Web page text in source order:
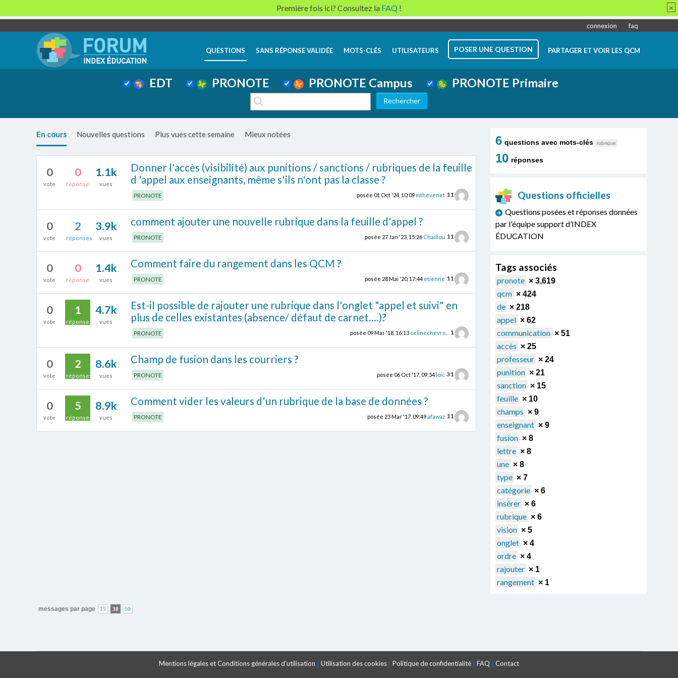
connexion faq
QUESTIONS SANS RÉPONSE VALIDÉE MOTS-CLÉS UTILISATEURS POSER UNE QUESTION PARTAGER ET VOIR LES QCM
EDT PRONOTE PRONOTE Campus PRONOTE Primaire
En cours Nouvelles questions Plus vues cette semaine Mieux notées
0
vote
0
réponse
1.1k
vues
Donner l'accès (visibilité) aux punitions / sanctions / rubriques de la feuille
d 'appel aux enseignants, même s'ils n'ont pas la classe ?
PRONOTE posée 01 Oct '24, 10:09mthevenet 11
0
vote
2
réponses
3.9k
vues
comment ajouter une nouvelle rubrique dans la feuille d'appel ?
PRONOTE posée 27 Jan '23, 15:26 Chaillou 11
0
vote
0
réponse
1.4k
vues
Comment faire du rangement dans les QCM ?
PRONOTE posée 28 Mai '20, 17:44 etienne 11
0
vote
1
réponse
4.7k
vues
Est-il possible de rajouter une rubrique dans l'onglet "appel et suivi" en
plus de celles existantes (absence/ défaut de carnet....)?
PRONOTE posée 09 Mar '18, 16:13 celinechevro... 1
0
vote
2
réponses
8.6k
vues
Champ de fusion dans les courriers ?
PRONOTE posée 06 Oct '17, 09:54loic 31
0
vote
5
réponses
8.9k
vues
Comment vider les valeurs d'un rubrique de la base de données ?
PRONOTE posée 23 Mar '17, 09:49 afawaz 11
6 questions avec mots-clés rubrique
10 réponses
Questions officielles
Questions posées et réponses données
par l'équipe support d’INDEX
ÉDUCATION
Tags associés
pronote × 3,619
qcm × 424
de × 218
appel × 62
communication × 51
accès × 25
professeur × 24
punition × 21
sanction × 15
feuille × 10
champs × 9
enseignant × 9
fusion × 8
lettre × 8
une × 8
type × 7
catégorie × 6
insérer × 6
rubrique × 6
vision × 5
onglet × 4
ordre × 4
rajouter × 1
rangement × 1
messages par page 15 30 50
Mentions légales et Conditions générales d'utilisation | Utilisation des cookies | Politique de confidentialité | FAQ | Contact
Première fois ici? Consultez la FAQ ! ×